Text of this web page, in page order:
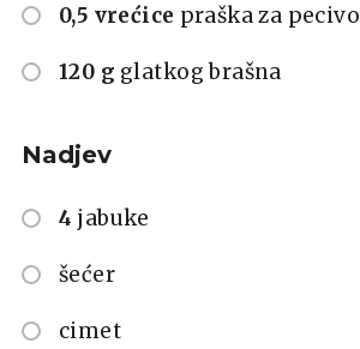
0,5 vrećice praška za pecivo
120 g glatkog brašna
Nadjev
4 jabuke
šećer
cimet